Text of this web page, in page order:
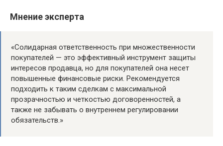
Мнение эксперта
«Солидарная ответственность при множественности
покупателей — это эффективный инструмент защиты
интересов продавца, но для покупателей она несет
повышенные финансовые риски. Рекомендуется
подходить к таким сделкам с максимальной
прозрачностью и четкостью договоренностей, а
также не забывать о внутреннем регулировании
обязательств.»